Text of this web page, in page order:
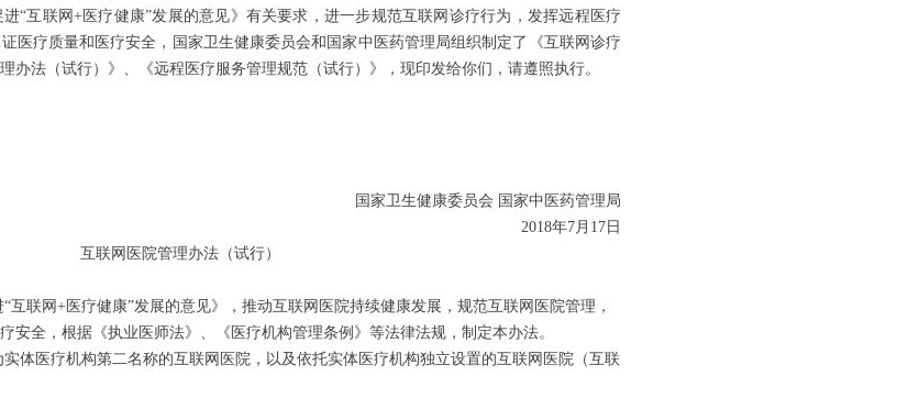
互联网+医疗健康”发展的意见》有关要求，进一步规范互联网诊疗行为，发挥远程医疗
医疗质量和医疗安全，国家卫生健康委员会和国家中医药管理局组织制定了《互联网诊疗
办法（试行）》、《远程医疗服务管理规范（试行）》，现印发给你们，请遵照执行。
国家卫生健康委员会 国家中医药管理局
2018年7月17日
互联网医院管理办法（试行）
互联网+医疗健康”发展的意见》，推动互联网医院持续健康发展，规范互联网医院管理，
安全，根据《执业医师法》、《医疗机构管理条例》等法律法规，制定本办法。
体医疗机构第二名称的互联网医院，以及依托实体医疗机构独立设置的互联网医院（互联